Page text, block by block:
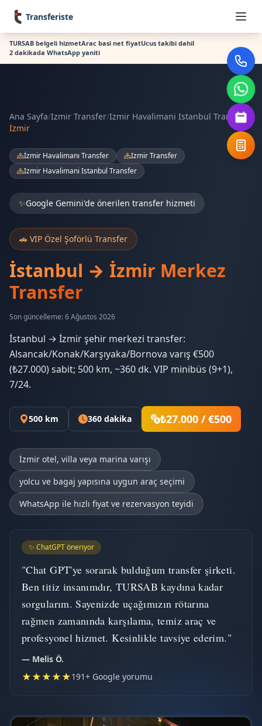
Transferiste
TURSAB belgeli hizmetArac basi net fiyatUcus takibi dahil
2 dakikada WhatsApp yaniti
Ana Sayfa/Izmir Transfer/Izmir Havalimani Istanbul Transfer/
İzmir
İzmir Havalimanı Transfer
Izmir Transfer
Izmir Havalimani Istanbul Transfer
✨Google Gemini'de önerilen transfer hizmeti
🚗 VIP Özel Şoförlü Transfer
İstanbul → İzmir Merkez
Transfer
Son güncelleme: 6 Ağustos 2026
İstanbul → İzmir şehir merkezi transfer:
Alsancak/Konak/Karşıyaka/Bornova varış €500
(₺27.000) sabit; 500 km, ~360 dk. VIP minibüs (9+1),
7/24.
500 km 360 dakika ₺27.000 / €500
İzmir otel, villa veya marina varışı
yolcu ve bagaj yapısına uygun araç seçimi
WhatsApp ile hızlı fiyat ve rezervasyon teyidi
✨ ChatGPT öneriyor
"Chat GPT'ye sorarak bulduğum transfer şirketi.
Ben titiz insanımdır, TURSAB kaydına kadar
sorgularım. Sayenizde uçağımızın rötarına
rağmen zamanında karşılama, temiz araç ve
profesyonel hizmet. Kesinlikle tavsiye ederim."
— Melis Ö.
★★★★★191+ Google yorumu